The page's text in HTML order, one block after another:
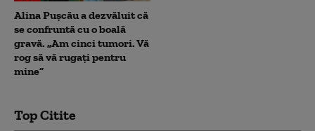
Alina Pușcău a dezvăluit că
se confruntă cu o boală
gravă. „Am cinci tumori. Vă
rog să vă rugați pentru
mine”
Top Citite